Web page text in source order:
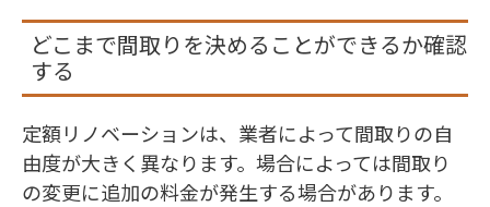
どこまで間取りを決めることができるか確認
する
定額リノベーションは、業者によって間取りの自
由度が大きく異なります。場合によっては間取り
の変更に追加の料金が発生する場合があります。